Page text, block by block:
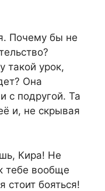
Почему бы не
такой урок,
Она
с подругой. Та
и, не скрывая
Кира! Не
тебе вообще
стоит бояться!